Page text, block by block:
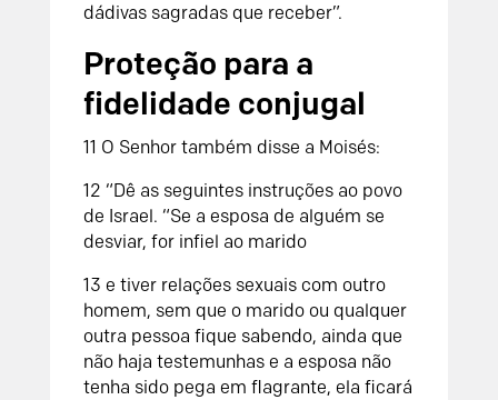
dádivas sagradas que receber”.
Proteção para a
fidelidade conjugal
11 O Senhortambém disse a Moisés:
12 “Dê as seguintes instruções ao povo
de Israel. “Se a esposa de alguém se
desviar, for infiel ao marido
13 e tiver relações sexuais com outro
homem, sem que o marido ou qualquer
outra pessoa fique sabendo, ainda que
não haja testemunhas e a esposa não
tenha sido pega em flagrante, ela ficará